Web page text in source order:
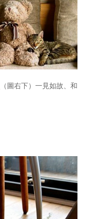
（圖右下）一見如故、和